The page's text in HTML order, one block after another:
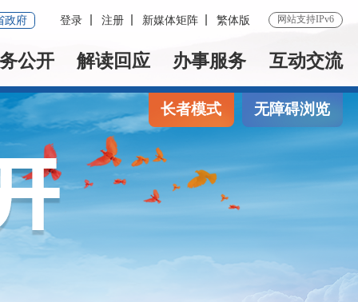
政府 登录 注册 新媒体矩阵 繁体版 网站支持IPv6
公开 解读回应 办事服务 互动交流
长者模式 无障碍浏览